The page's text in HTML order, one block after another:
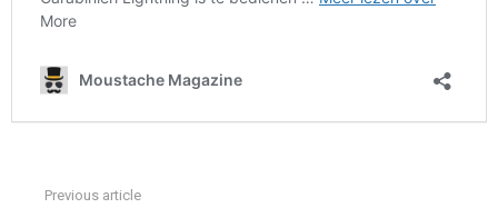
Previous article